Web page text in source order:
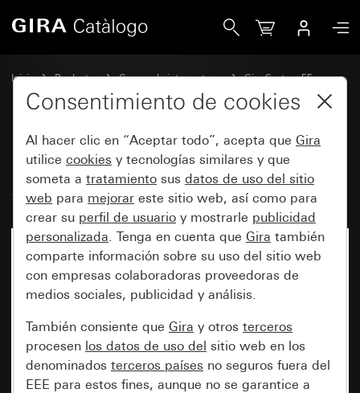
Inicio Productos Gamas de interruptores
Gira System 55
Regulación
Módulo de superficie táctil
System 3000 System 55
Consentimiento de cookies
Al hacer clic en “Aceptar todo”, acepta que Gira
utilice cookies y tecnologías similares y que
someta a tratamiento sus datos de uso del sitio
web para mejorar este sitio web, así como para
crear su perfil de usuario y mostrarle publicidad
personalizada. Tenga en cuenta que Gira también
comparte información sobre su uso del sitio web
con empresas colaboradoras proveedoras de
medios sociales, publicidad y análisis.
También consiente que Gira y otros terceros
procesen los datos de uso del sitio web en los
denominados terceros países no seguros fuera del
EEE para estos fines, aunque no se garantice a